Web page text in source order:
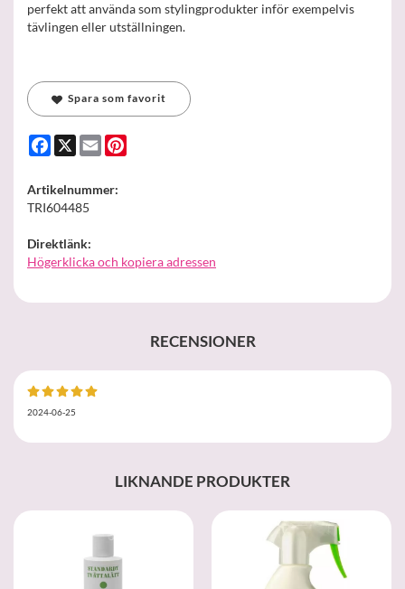
perfekt att använda som stylingprodukter inför exempelvis
tävlingen eller utställningen.
Spara som favorit
Facebook
X Email
Artikelnummer:
TRI604485
Direktlänk:
Högerklicka och kopiera adressen
RECENSIONER
2024-06-25
LIKNANDE PRODUKTER